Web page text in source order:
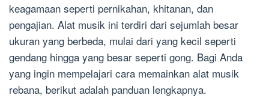
keagamaan seperti pernikahan, khitanan, dan
pengajian. Alat musik ini terdiri dari sejumlah besar
ukuran yang berbeda, mulai dari yang kecil seperti
gendang hingga yang besar seperti gong. Bagi Anda
yang ingin mempelajari cara memainkan alat musik
rebana, berikut adalah panduan lengkapnya.